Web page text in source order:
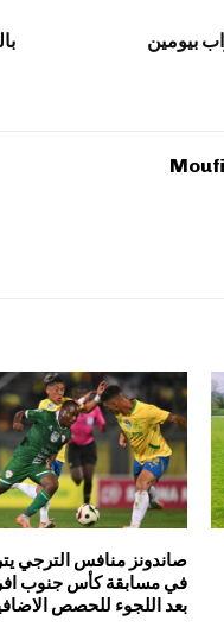
بيومين
صاندونز منافس الترجي
في مسابقة كأس جنوب
بعد اللجوء للحصص